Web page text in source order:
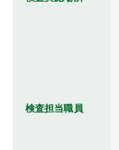
検査担当職員